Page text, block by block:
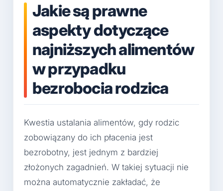
Jakie są prawne
aspekty dotyczące
najniższych alimentów
w przypadku
bezrobocia rodzica
Kwestia ustalania alimentów, gdy rodzic
zobowiązany do ich płacenia jest
bezrobotny, jest jednym z bardziej
złożonych zagadnień. W takiej sytuacji nie
można automatycznie zakładać, że